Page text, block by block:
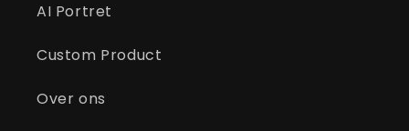
AI Portret
Custom Product
Over ons